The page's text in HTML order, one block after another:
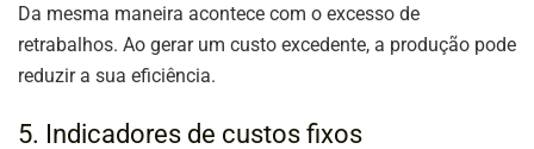
Da mesma maneira acontece com o excesso de
retrabalhos. Ao gerar um custo excedente, a produção pode
reduzir a sua eficiência.
5. Indicadores de custos fixos